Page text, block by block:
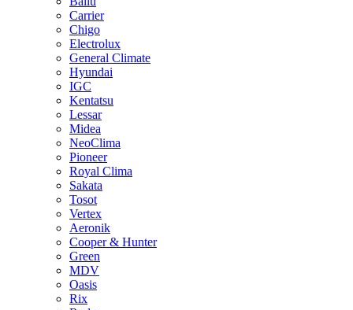
Carrier
Chigo
Electrolux
General Climate
Hyundai
IGC
Kentatsu
Lessar
Midea
NeoClima
Pioneer
Royal Clima
Sakata
Tosot
Vertex
Aeronik
Cooper & Hunter
Green
MDV
Oasis
Rix